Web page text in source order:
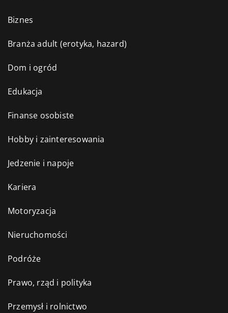
Biznes
Branża adult (erotyka, hazard)
Dom i ogród
Edukacja
Finanse osobiste
Hobby i zainteresowania
Jedzenie i napoje
Kariera
Motoryzacja
Nieruchomości
Podróże
Prawo, rząd i polityka
Przemysł i rolnictwo